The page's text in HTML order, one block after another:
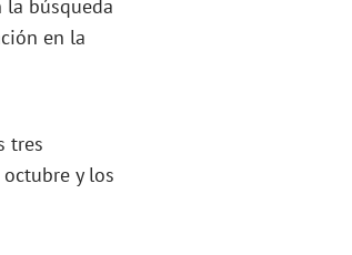
la búsqueda
en la
tres
y los